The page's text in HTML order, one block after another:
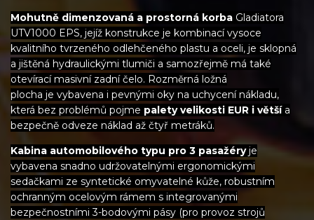
Mohutně dimenzovaná a prostorná korba Gladiatora
UTV1000 EPS, jejíž konstrukce je kombinací vysoce
kvalitního tvrzeného odlehčeného plastu a oceli, je sklopná
a jištěná hydraulickými tlumiči a samozřejmě má také
otevírací masivní zadní čelo. Rozměrná ložná
plocha je vybavena i pevnými oky na uchycení nákladu,
která bez problémů pojme palety velikosti EUR i většía
bezpečně odveze náklad až čtyř metráků.
Kabina automobilového typu pro 3 pasažéryje
vybavena snadno udržovatelnými ergonomickými
sedačkami ze syntetické omyvatelné kůže, robustním
ochranným ocelovým rámem s integrovanými
bezpečnostními 3-bodovými pásy (pro provoz strojů